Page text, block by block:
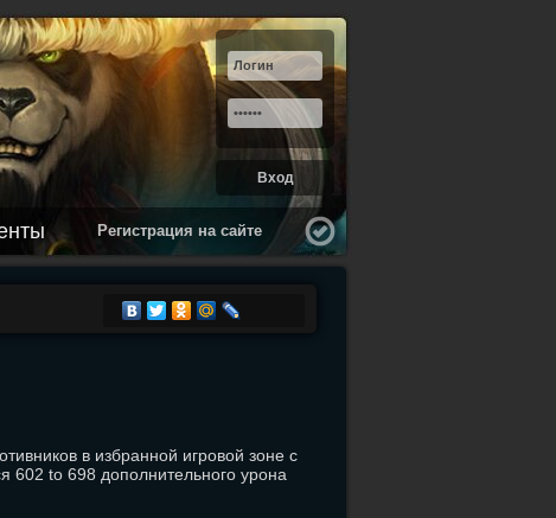
Регистрация на сайте
в избранной игровой зоне с
602 to 698 дополнительного урона